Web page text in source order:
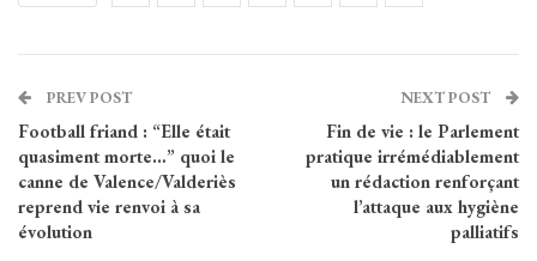
PREV POST
Football friand : “Elle était
quasiment morte…” quoi le
canne de Valence/Valderiès
reprend vie renvoi à sa
évolution
NEXT POST
Fin de vie : le Parlement
pratique irrémédiablement
un rédaction renforçant
l’attaque aux hygiène
palliatifs